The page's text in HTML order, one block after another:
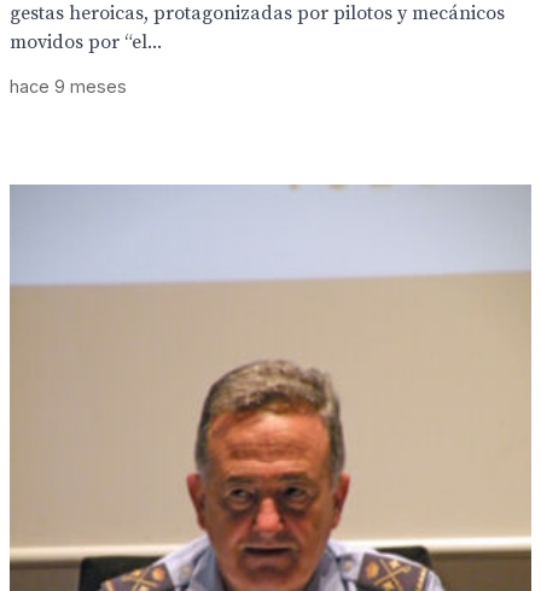
gestas heroicas, protagonizadas por pilotos y mecánicos
movidos por “el...
hace 9 meses